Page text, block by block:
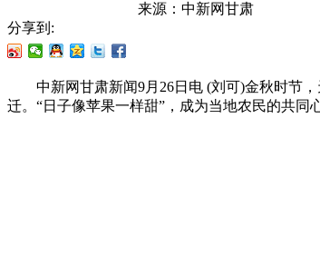
来源： 中新网甘肃
分享到:
中新网甘肃新闻9月26日电 (刘可)金秋时节，
迁。“日子像苹果一样甜”，成为当地农民的共同